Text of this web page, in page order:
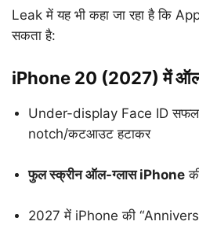
Leak में यह भी कहा जा रहा है कि
सकता है:
iPhone 20 (2027) में ऑल-
Under-display Face ID सफल
notch/कटआउट हटाकर
फुल स्क्रीन ऑल-ग्लास iPhone
2027 में iPhone की